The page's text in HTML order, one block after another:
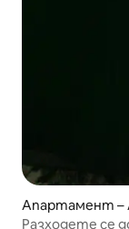
Апартамент –
Разходете се